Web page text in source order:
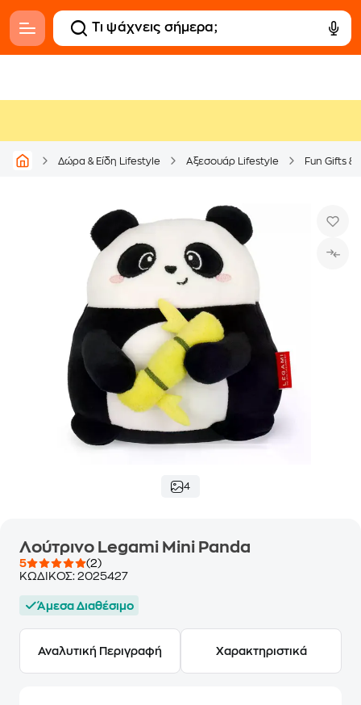
Δώρα & Είδη Lifestyle Αξεσουάρ Lifestyle Fun Gifts &
4
Λούτρινο Legami Mini Panda
5
(2)
ΚΩΔΙΚΟΣ: 2025427
Άμεσα Διαθέσιμο
Αναλυτική Περιγραφή Χαρακτηριστικά